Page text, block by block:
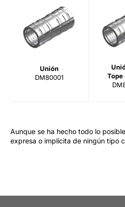
Unión
DM80001
Tope
Aunque se ha hecho todo lo
expresa o implícita de ningún tipo